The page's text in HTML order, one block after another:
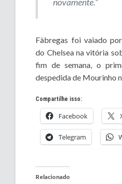
Fàbregas foi vaiado
do Chelsea na vitória
fim de semana, o
despedida de Mourinho
Compartilhe isso:
Facebook
Telegram
Relacionado